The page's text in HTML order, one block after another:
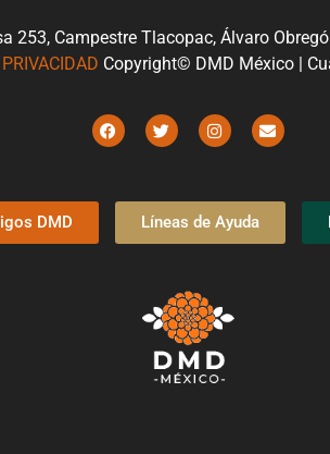
253, Campestre Tlacopac, Álvaro
Copyright© DMD México |
DMD Líneas de Ayuda